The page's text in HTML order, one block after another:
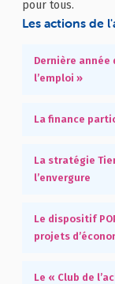
pour tous.
Les actions de
Dernière année
l’emploi »
La finance
La stratégie
l’envergure
Le dispositif
projets
Le « Club de